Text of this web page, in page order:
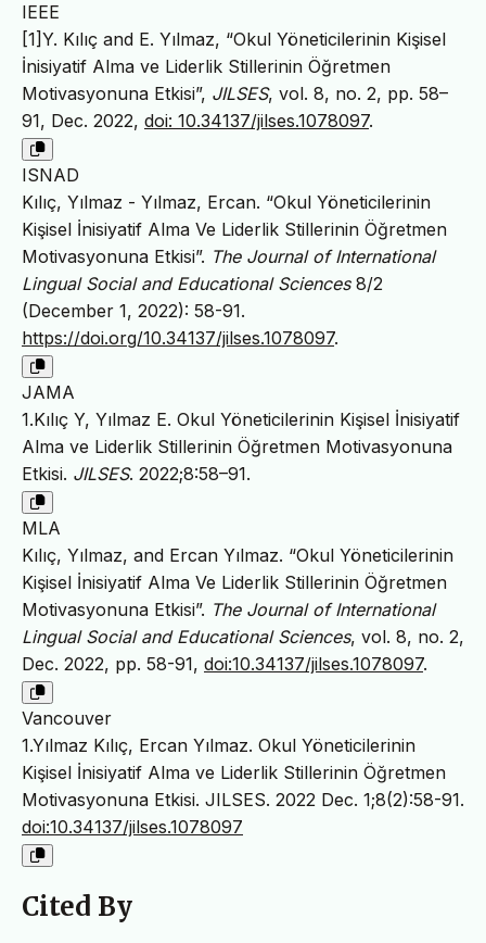
IEEE
[1]Y. Kılıç and E. Yılmaz, “Okul Yöneticilerinin Kişisel
İnisiyatif Alma ve Liderlik Stillerinin Öğretmen
Motivasyonuna Etkisi”, JILSES, vol. 8, no. 2, pp. 58–
91, Dec. 2022, doi: 10.34137/jilses.1078097.
ISNAD
Kılıç, Yılmaz - Yılmaz, Ercan. “Okul Yöneticilerinin
Kişisel İnisiyatif Alma Ve Liderlik Stillerinin Öğretmen
Motivasyonuna Etkisi”. The Journal of International
Lingual Social and Educational Sciences8/2
(December 1, 2022): 58-91.
https://doi.org/10.34137/jilses.1078097.
JAMA
1.Kılıç Y, Yılmaz E. Okul Yöneticilerinin Kişisel İnisiyatif
Alma ve Liderlik Stillerinin Öğretmen Motivasyonuna
Etkisi. JILSES. 2022;8:58–91.
MLA
Kılıç, Yılmaz, and Ercan Yılmaz. “Okul Yöneticilerinin
Kişisel İnisiyatif Alma Ve Liderlik Stillerinin Öğretmen
Motivasyonuna Etkisi”. The Journal of International
Lingual Social and Educational Sciences, vol. 8, no. 2,
Dec. 2022, pp. 58-91, doi:10.34137/jilses.1078097.
Vancouver
1.Yılmaz Kılıç, Ercan Yılmaz. Okul Yöneticilerinin
Kişisel İnisiyatif Alma ve Liderlik Stillerinin Öğretmen
Motivasyonuna Etkisi. JILSES. 2022 Dec. 1;8(2):58-91.
doi:10.34137/jilses.1078097
Cited By